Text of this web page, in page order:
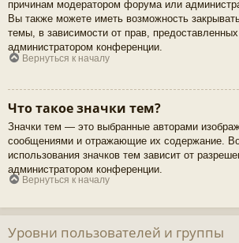
причинам модератором форума или
Вы также можете иметь возможность
темы, в зависимости от прав,
администратором конференции.
Вернуться к началу
Что такое значки тем?
Значки тем — это выбранные авторами
сообщениями и отражающие их содержание.
использования значков тем зависит от
администратором конференции.
Вернуться к началу
Уровни пользователей и группы